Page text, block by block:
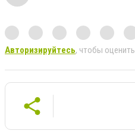
Авторизируйтесь, чтобы оценить